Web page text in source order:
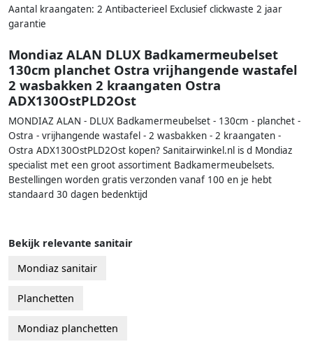
Aantal kraangaten: 2 Antibacterieel Exclusief clickwaste 2 jaar
garantie
Mondiaz ALAN DLUX Badkamermeubelset
130cm planchet Ostra vrijhangende wastafel
2 wasbakken 2 kraangaten Ostra
ADX130OstPLD2Ost
MONDIAZ ALAN - DLUX Badkamermeubelset - 130cm - planchet -
Ostra - vrijhangende wastafel - 2 wasbakken - 2 kraangaten -
Ostra ADX130OstPLD2Ost kopen? Sanitairwinkel.nl is d Mondiaz
specialist met een groot assortiment Badkamermeubelsets.
Bestellingen worden gratis verzonden vanaf 100 en je hebt
standaard 30 dagen bedenktijd
Bekijk relevante sanitair
Mondiaz sanitair
Planchetten
Mondiaz planchetten